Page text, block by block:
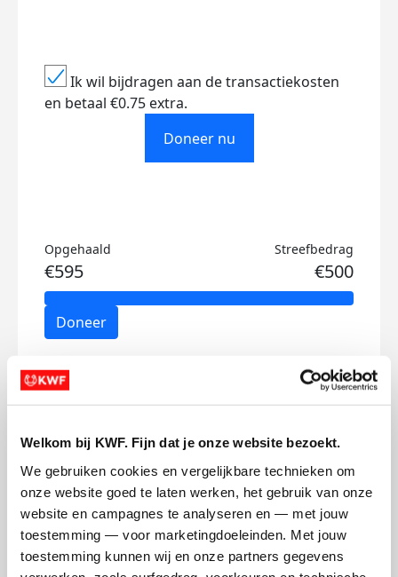
Welkom bij KWF. Fijn dat je onze website bezoekt.
We gebruiken cookies en vergelijkbare technieken om
onze website goed te laten werken, het gebruik van onze
website en campagnes te analyseren en — met jouw
toestemming — voor marketingdoeleinden. Met jouw
toestemming kunnen wij en onze partners gegevens
Ik wil bijdragen aan de transactiekosten
en betaal €0.75 extra.
Doneer nu
Opgehaald
€595
Streefbedrag
€500
Doneer